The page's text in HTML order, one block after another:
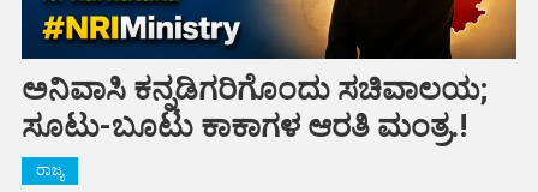
ಅನಿವಾಸಿ ಕನ್ನಡಿಗರಿಗೊಂದು ಸಚಿವಾಲಯ;
ಸೂಟು-ಬೂಟು ಕಾಕಾಗಳ ಆರತಿ ಮಂತ್ರ.!
ರಾಜ್ಯ